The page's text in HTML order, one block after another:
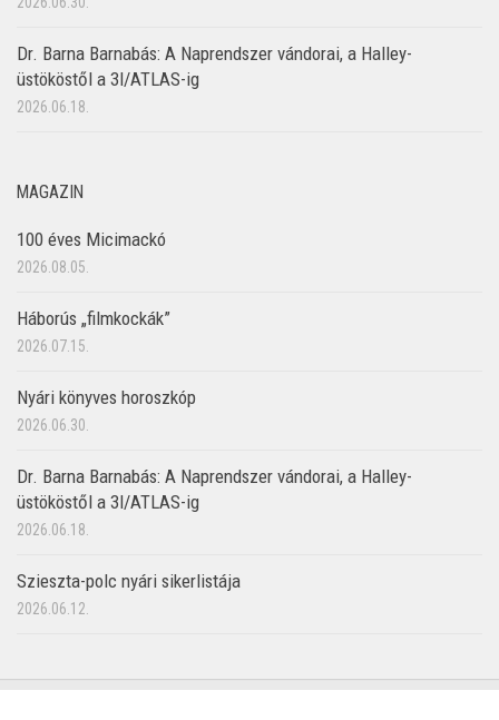
Dr. Barna Barnabás: A Naprendszer vándorai, a Halley-
üstököstől a 3I/ATLAS-ig
2026.06.18.
MAGAZIN
100 éves Micimackó
2026.08.05.
Háborús „filmkockák”
2026.07.15.
Nyári könyves horoszkóp
2026.06.30.
Dr. Barna Barnabás: A Naprendszer vándorai, a Halley-
üstököstől a 3I/ATLAS-ig
2026.06.18.
Szieszta-polc nyári sikerlistája
2026.06.12.